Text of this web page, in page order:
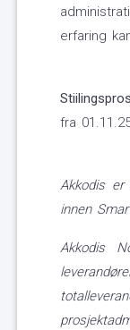
erfaring
fra
Akkodis
innen
Akkodis